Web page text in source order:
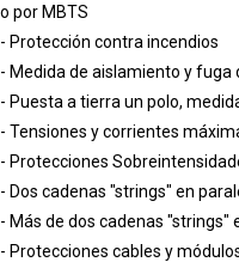
o por MBTS
- Protección contra incendios
- Medida de aislamiento y fuga
- Puesta a tierra un polo,
- Tensiones y corrientes
- Protecciones
- Dos cadenas "strings" en
- Más de dos cadenas "strings"
- Protecciones cables y